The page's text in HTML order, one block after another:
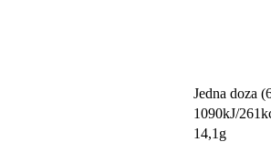
Jedna doza
1090kJ/
14,1g